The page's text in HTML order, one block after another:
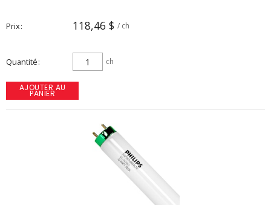
Prix 118,46 $ / ch
Quantité ch
AJOUTER AU
PANIER